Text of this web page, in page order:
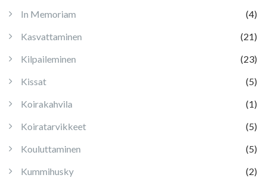
In Memoriam
(4)
Kasvattaminen
(21)
Kilpaileminen
(23)
Kissat
(5)
Koirakahvila
(1)
Koiratarvikkeet
(5)
Kouluttaminen
(5)
Kummihusky
(2)